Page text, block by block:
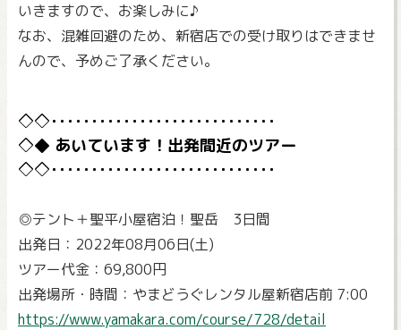
いきますので、お楽しみに♪
なお、混雑回避のため、新宿店での受け取りはできませ
んので、予めご了承ください。
あいています！出発間近のツアー
◎テント＋聖平小屋宿泊！聖岳 3日間
出発日：2022年08月06日(土)
ツアー代金：69,800円
出発場所・時間：やまどうぐレンタル屋新宿店前 7:00
https://www.yamakara.com/course/728/detail